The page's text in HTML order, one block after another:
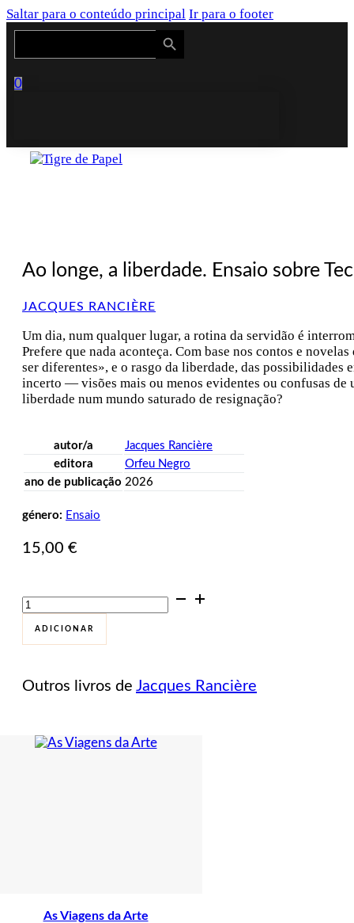
Saltar para o conteúdo principal Ir para o footer
Search
Search Button
0
Ao longe, a liberdade. Ensaio sobre
JACQUES RANCIÈRE
Um dia, num qualquer lugar, a rotina da servidão é
Prefere que nada aconteça. Com base nos contos e
ser diferentes», e o rasgo da liberdade, das possibilidades
incerto — visões mais ou menos evidentes ou confusas de
liberdade num mundo saturado de resignação?
autor/a
Jacques Rancière
editora
Orfeu Negro
ano de publicação 2026
género: Ensaio
15,00 €
Quantidade
de
Ao
longe,
Ensaio
ADICIONAR
Outros livros de Jacques Rancière
As Viagens da Arte